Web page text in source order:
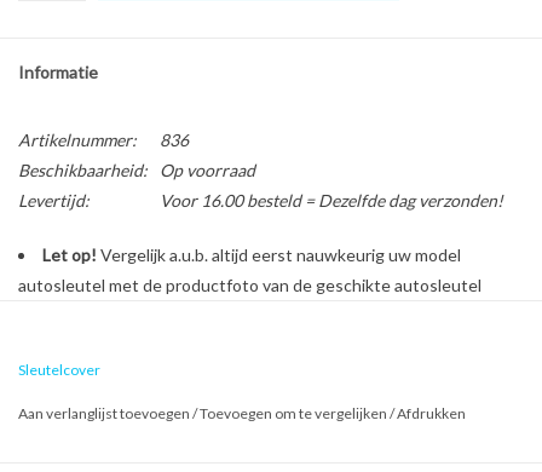
Informatie
Artikelnummer:
836
Beschikbaarheid:
Op voorraad
Levertijd:
Voor 16.00 besteld = Dezelfde dag verzonden!
Let op! Vergelijk a.u.b. altijd eerst nauwkeurig uw model
autosleutel met de productfoto van de geschikte autosleutel
Sleutelcover
Aan verlanglijst toevoegen /Toevoegen om te vergelijken /Afdrukken